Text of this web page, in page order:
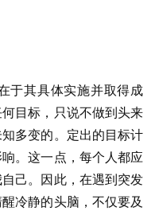
于其具体实施并取得成
目标，只说不做到头来
多变的。定出的目标计
。这一点，每个人都应
己。因此，在遇到突发
冷静的头脑，不仅要及